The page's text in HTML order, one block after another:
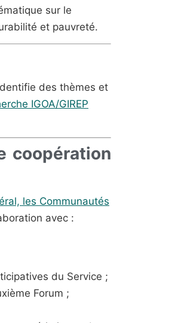
sur le
et pauvreté.
des thèmes et
IGOA/GIREP
coopération
les Communautés
avec :
du Service ;
Forum ;